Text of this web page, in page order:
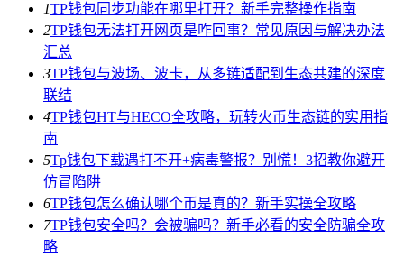
1TP钱包同步功能在哪里打开？新手完整操作指南
2TP钱包无法打开网页是咋回事？常见原因与解决办法
汇总
3TP钱包与波场、波卡，从多链适配到生态共建的深度
联结
4TP钱包HT与HECO全攻略，玩转火币生态链的实用指
南
5Tp钱包下载遇打不开+病毒警报？别慌！3招教你避开
仿冒陷阱
6TP钱包怎么确认哪个币是真的？新手实操全攻略
7TP钱包安全吗？会被骗吗？新手必看的安全防骗全攻
略